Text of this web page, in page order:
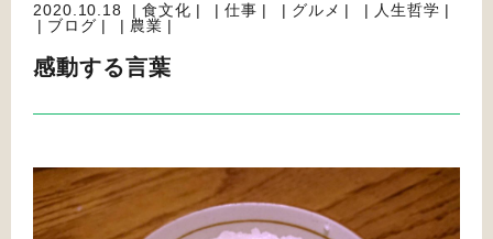
2020.10.18 食文化 仕事 グルメ
人生哲学
ブログ
農業
感動する言葉